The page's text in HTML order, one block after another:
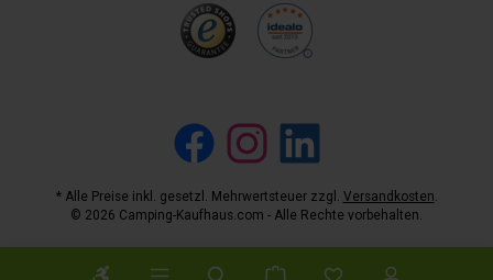
Werkzeugleiste anzeigen
Facebook Instagram LinkedIn
* Alle Preise inkl. gesetzl. Mehrwertsteuer zzgl. Versandkosten.
© 2026 Camping-Kaufhaus.com - Alle Rechte vorbehalten.